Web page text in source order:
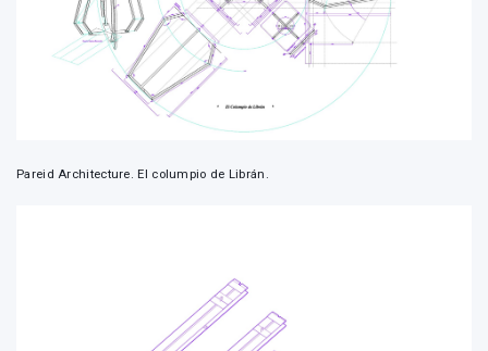
Pareid Architecture. El columpio de Librán.